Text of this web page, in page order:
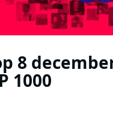
8
1000